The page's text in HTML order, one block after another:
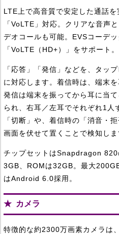
LTE上で高音質で安定した通話
「VoLTE」対応。クリアな音声
デオコールも可能。EVSコーデ
「VoLTE（HD+）」をサポート。
「応答」「発信」などを、タッ
に対応します。着信時は、端末
発信は端末を振ってから耳に当
られ、右耳／左耳でそれぞれ1人
「切断」や、着信時の「消音・
画面を伏せて置くことで検知しま
チップセットはSnapdragon 820
3GB、ROMは32GB。最大
はAndroid 6.0採用。
カメラ
特徴的な約2300万画素カメラは